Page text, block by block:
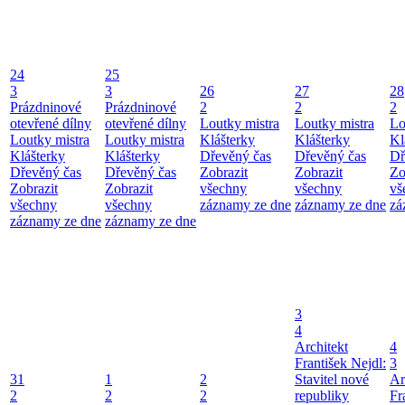
24
3
Prázdninové
otevřené dílny
Loutky mistra
Klášterky
Dřevěný čas
Zobrazit
všechny
záznamy ze dne
25
3
Prázdninové
otevřené dílny
Loutky mistra
Klášterky
Dřevěný čas
Zobrazit
všechny
záznamy ze dne
26
2
Loutky mistra
Klášterky
Dřevěný čas
Zobrazit
všechny
záznamy ze dne
27
2
Loutky mistra
Klášterky
Dřevěný čas
Zobrazit
všechny
záznamy ze dne
28
2
31
2
1
2
2
2
3
4
Architekt
František Nejdl:
Stavitel nové
republiky
4
3